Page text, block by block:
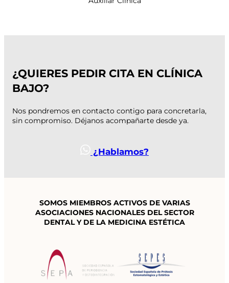
¿QUIERES PEDIR CITA EN CLÍNICA
BAJO?
Nos pondremos en contacto contigo para concretarla,
sin compromiso. Déjanos acompañarte desde ya.
¿Hablamos?
SOMOS MIEMBROS ACTIVOS DE VARIAS
ASOCIACIONES NACIONALESDEL SECTOR
DENTAL Y DE LA MEDICINA ESTÉTICA